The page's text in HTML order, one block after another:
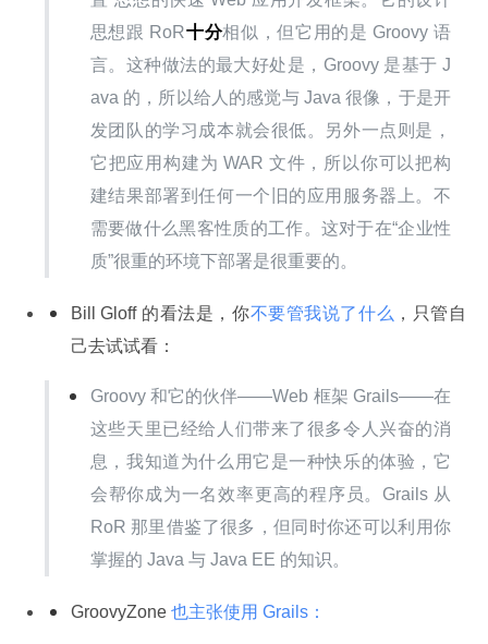
思想跟 RoR十分相似，但它用的是 Groovy 语
言。这种做法的最大好处是，Groovy 是基于 J
ava 的，所以给人的感觉与 Java 很像，于是开
发团队的学习成本就会很低。另外一点则是，
它把应用构建为 WAR 文件，所以你可以把构
建结果部署到任何一个旧的应用服务器上。不
需要做什么黑客性质的工作。这对于在“企业性
质”很重的环境下部署是很重要的。
Bill Gloff 的看法是，你不要管我说了什么 ，只管自
己去试试看：
Groovy 和它的伙伴——Web 框架 Grails——在
这些天里已经给人们带来了很多令人兴奋的消
息，我知道为什么用它是一种快乐的体验，它
会帮你成为一名效率更高的程序员。Grails 从
RoR 那里借鉴了很多，但同时你还可以利用你
掌握的 Java 与 Java EE 的知识。
GroovyZone 也主张使用 Grails：